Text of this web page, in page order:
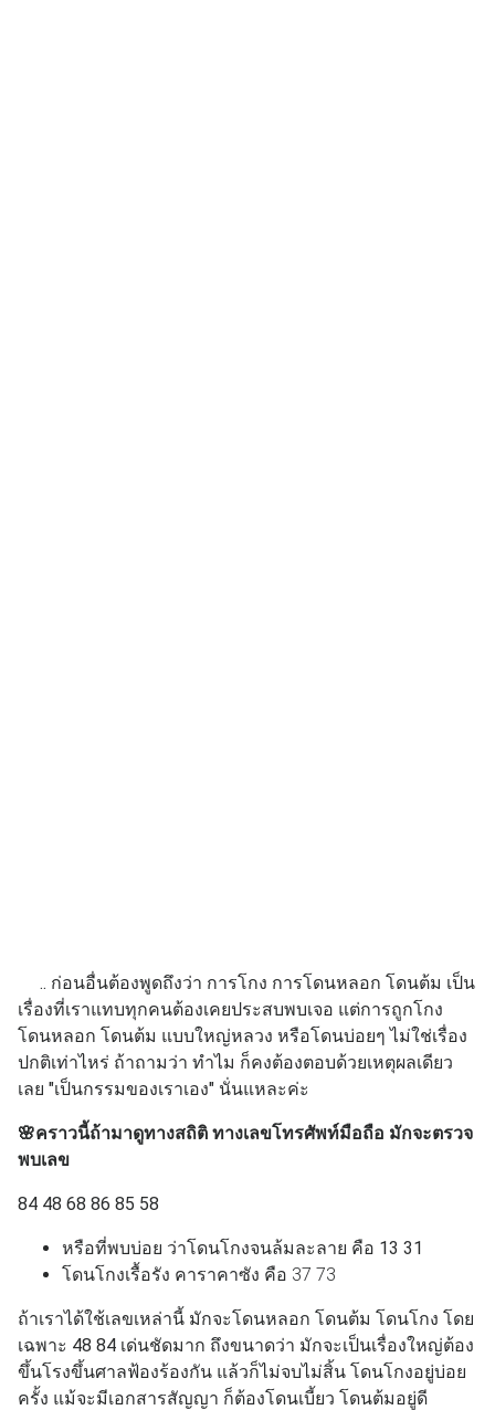
.. ก่อนอื่นต้องพูดถึงว่า การโกง การโดนหลอก โดนต้ม เป็น
เรื่องที่เราแทบทุกคนต้องเคยประสบพบเจอ แต่การถูกโกง
โดนหลอก โดนต้ม แบบใหญ่หลวง หรือโดนบ่อยๆ ไม่ใช่เรื่อง
ปกติเท่าไหร่ ถ้าถามว่า ทำไม ก็คงต้องตอบด้วยเหตุผลเดียว
เลย "เป็นกรรมของเราเอง" นั่นแหละค่ะ
🌸คราวนี้ถ้ามาดูทางสถิติ ทางเลขโทรศัพท์มือถือ มักจะตรวจ
พบเลข
84 48 68 86 85 58
หรือที่พบบ่อย ว่าโดนโกงจนล้มละลาย คือ 13 31
โดนโกงเรื้อรัง คาราคาซัง คือ 37 73
ถ้าเราได้ใช้เลขเหล่านี้ มักจะโดนหลอก โดนต้ม โดนโกง โดย
เฉพาะ 48 84 เด่นชัดมาก ถึงขนาดว่า มักจะเป็นเรื่องใหญ่ต้อง
ขึ้นโรงขึ้นศาลฟ้องร้องกัน แล้วก็ไม่จบไม่สิ้น โดนโกงอยู่บ่อย
ครั้ง แม้จะมีเอกสารสัญญา ก็ต้องโดนเบี้ยว โดนต้มอยู่ดี